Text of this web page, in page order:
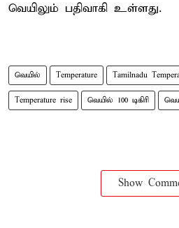
வெயிலும் பதிவாகி உள்ளது.
வெயில் Temperature Tamilnadu
Temperature rise வெயில் 100 டிகிரி
Show